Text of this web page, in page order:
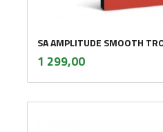
SA AMPLITUDE SMOOTH
Pris
1 299,00mva.